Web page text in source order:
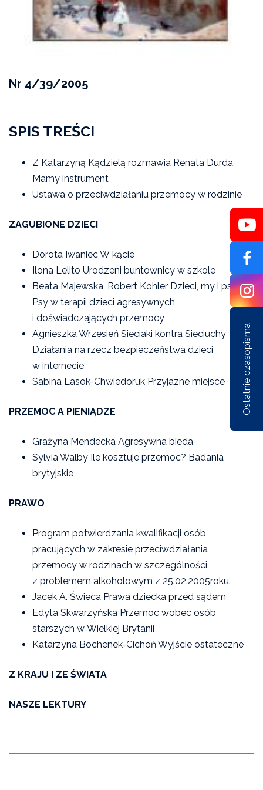
Nr 4/39/2005
SPIS TREŚCI
Z Katarzyną Kądzielą rozmawia Renata Durda
Mamy instrument
Ustawa o przeciwdziałaniu przemocy w rodzinie
ZAGUBIONE DZIECI
Dorota Iwaniec W kącie
Ilona Lelito Urodzeni buntownicy w szkole
Beata Majewska, Robert Kohler Dzieci, my i psy
Psy w terapii dzieci agresywnych
i doświadczających przemocy
Agnieszka Wrzesień Sieciaki kontra Sieciuchy
Działania na rzecz bezpieczeństwa dzieci
w internecie
Sabina Lasok-Chwiedoruk Przyjazne miejsce
PRZEMOC A PIENIĄDZE
Grażyna Mendecka Agresywna bieda
Sylvia Walby Ile kosztuje przemoc? Badania
brytyjskie
PRAWO
Program potwierdzania kwalifikacji osób
pracujących w zakresie przeciwdziałania
przemocy w rodzinach w szczególności
z problemem alkoholowym z 25.02.2005roku.
Jacek A. Świeca Prawa dziecka przed sądem
Edyta Skwarzyńska Przemoc wobec osób
starszych w Wielkiej Brytanii
Katarzyna Bochenek-Cichoń Wyjście ostateczne
Z KRAJU I ZE ŚWIATA
NASZE LEKTURY
Ostatnie czasopisma
Nr 1/162/2026 Nr 5/